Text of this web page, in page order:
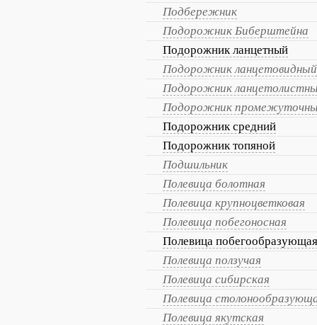
Подбережник
Подорожник Биберштейна
Подорожник ланцетный
Подорожник ланцетовидный
Подорожник
Подорожник
Подорожник средний
Подорожник топяной
Подшильник
Полевица болотная
Полевица крупноцветковая
Полевица побегоносная
Полевица побегообразующая
Полевица ползучая
Полевица сибирская
Полевица
Полевица якутская